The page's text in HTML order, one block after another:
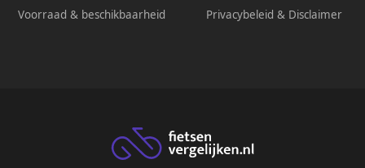
Voorraad & beschikbaarheid
Privacybeleid & Disclaimer